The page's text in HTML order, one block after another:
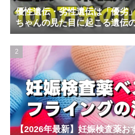
優性遺伝・劣性遺伝は「優劣
ちゃんの見た目に起こる遺伝
【2026年最新】妊娠検査薬お